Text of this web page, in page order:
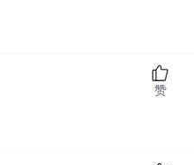
赞